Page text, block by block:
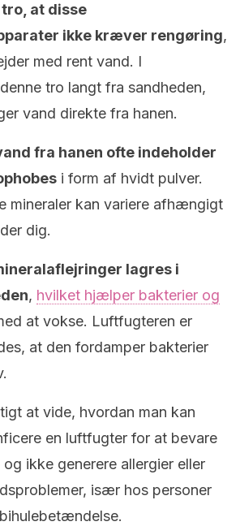
at disse
ikke kræver rengøring,
med rent vand. I
tro langt fra sandheden,
vand direkte fra hanen.
fra hanen ofte indeholder
i form af hvidt pulver.
mineraler kan variere afhængigt
dig.
lagres i
, hvilket hjælper bakterier og
at vokse. Luftfugteren er
at den fordamper bakterier
at vide, hvordan man kan
en luftfugter for at bevare
ikke generere allergier eller
især hos personer